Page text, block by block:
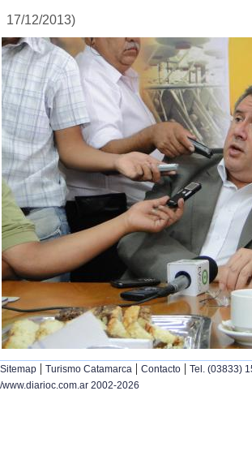
17/12/2013)
Sitemap | Turismo Catamarca | Contacto | Tel. (03833)
/www.diarioc.com.ar 2002-2026